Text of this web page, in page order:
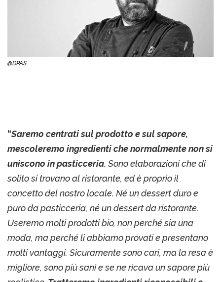
@DPAS
“Saremo centrati sul prodotto e sul sapore,
mescoleremo ingredienti che normalmente non si
uniscono in pasticceria. Sono elaborazioni che di
solito si trovano al ristorante, ed è proprio il
concetto del nostro locale. Né un dessert duro e
puro da pasticceria, né un dessert da ristorante.
Useremo molti prodotti bio, non perché sia una
moda, ma perché li abbiamo provati e presentano
molti vantaggi. Sicuramente sono cari, ma la resa è
migliore, sono più sani e se ne ricava un sapore più